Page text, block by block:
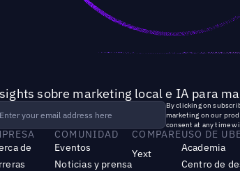
sobre marketing local e IA para
By clicking on
marketing on our
consent at any time
de
COMUNIDAD
Eventos
Noticias y prensa
COMPARE
Yext
USO DE
Academia
Centro de